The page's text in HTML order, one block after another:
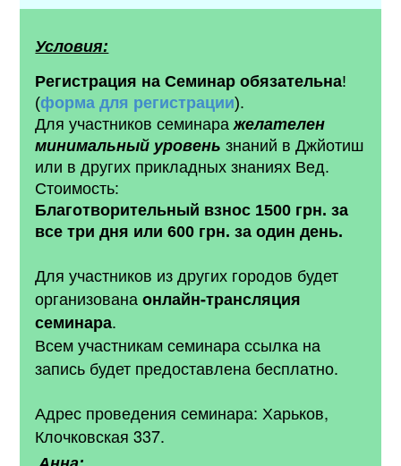
Условия:
Регистрация на Семинаробязательна!
(форма для регистрации).
Для участников семинаражелателен
минимальный уровень знаний в Джйотиш
или в других прикладных знаниях Вед.
Стоимость:
Благотворительный взнос 1500 грн. за
все три дня или 600 грн. за один день.
Для участников из других городов будет
организованаонлайн-трансляция
семинара.
Всем участникам семинара ссылка на
запись будет предоставлена бесплатно.
Адрес проведения семинара: Харьков,
Клочковская 337.